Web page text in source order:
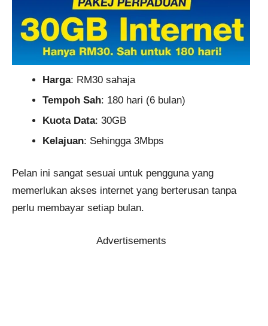
Harga: RM30 sahaja
Tempoh Sah: 180 hari (6 bulan)
Kuota Data: 30GB
Kelajuan: Sehingga 3Mbps
Pelan ini sangat sesuai untuk pengguna yang
memerlukan akses internet yang berterusan tanpa
perlu membayar setiap bulan.
Advertisements